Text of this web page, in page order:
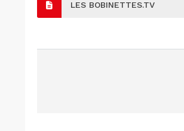
LES BOBINETTES.TV